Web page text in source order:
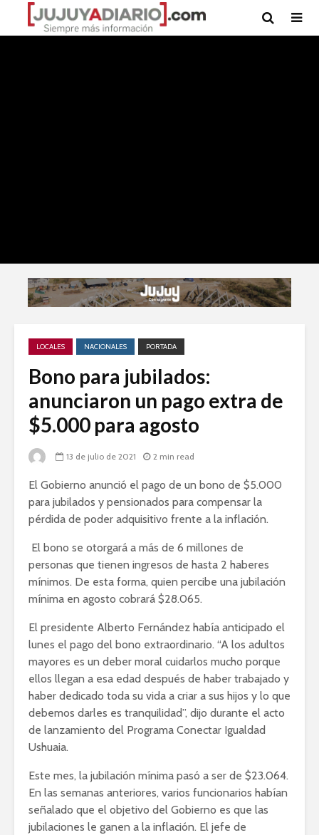
LOCALES NACIONALES PORTADA
Bono para jubilados:
anunciaron un pago extra de
$5.000 para agosto
13 de julio de 2021 2 min read
El Gobierno anunció el pago de un bono de $5.000
para jubilados y pensionados para compensar la
pérdida de poder adquisitivo frente a la inflación.
El bono se otorgará a más de 6 millones de
personas que tienen ingresos de hasta 2 haberes
mínimos. De esta forma, quien percibe una jubilación
mínima en agosto cobrará $28.065.
El presidente Alberto Fernández había anticipado el
lunes el pago del bono extraordinario. “A los adultos
mayores es un deber moral cuidarlos mucho porque
ellos llegan a esa edad después de haber trabajado y
haber dedicado toda su vida a criar a sus hijos y lo que
debemos darles es tranquilidad”, dijo durante el acto
de lanzamiento del Programa Conectar Igualdad
Ushuaia.
Este mes, la jubilación mínima pasó a ser de $23.064.
En las semanas anteriores, varios funcionarios habían
señalado que el objetivo del Gobierno es que las
jubilaciones le ganen a la inflación. El jefe de